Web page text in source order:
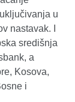
u
nastavak. I
središnja
a
Kosova,
i